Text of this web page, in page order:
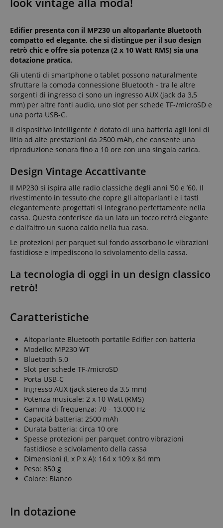
Edifier presenta con il MP230 un altoparlante Bluetooth
compatto ed elegante, che si distingue per il suo design
retrò chic e offre sia potenza (2 x 10 Watt RMS) sia una
dotazione pratica.
Gli utenti di smartphone o tablet possono naturalmente
sfruttare la comoda connessione Bluetooth - tra le altre
sorgenti di ingresso ci sono un ingresso AUX (jack da 3,5
mm) per altre fonti audio, uno slot per schede TF-/microSD e
una porta USB-C.
Il dispositivo intelligente è dotato di una batteria agli ioni di
litio ad alte prestazioni da 2500 mAh, che consente una
riproduzione sonora fino a 10 ore con una singola carica.
Design Vintage Accattivante
Il MP230 si ispira alle radio classiche degli anni ’50 e ’60. Il
rivestimento in tessuto che copre gli altoparlanti e i tasti
elegantemente progettati si integrano perfettamente nella
cassa. Questo conferisce da un lato un tocco retrò elegante
e dall’altro un suono caldo nella tua casa.
Le protezioni per parquet sul fondo assorbono le vibrazioni
fastidiose e impediscono lo scivolamento della cassa.
La tecnologia di oggi in un design classico
retrò!
Caratteristiche
Altoparlante Bluetooth portatile Edifier con batteria
Modello: MP230 WT
Bluetooth 5.0
Slot per schede TF-/microSD
Porta USB-C
Ingresso AUX (jack stereo da 3,5 mm)
Potenza musicale: 2 x 10 Watt (RMS)
Gamma di frequenza: 70 - 13.000 Hz
Capacità batteria: 2500 mAh
Durata batteria: circa 10 ore
Spesse protezioni per parquet contro vibrazioni
fastidiose e scivolamento della cassa
Dimensioni (L x P x A): 164 x 109 x 84 mm
Peso: 850 g
Colore: Bianco
In dotazione